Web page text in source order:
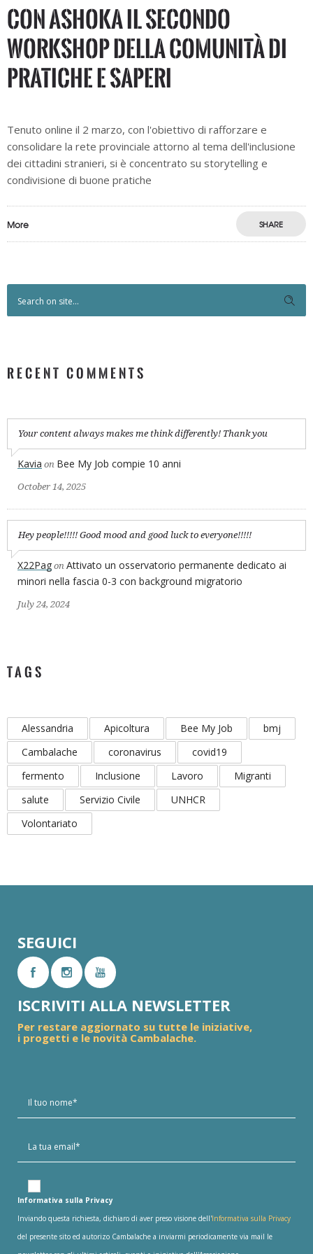
Con Ashoka il secondo
workshop della Comunità di
pratiche e saperi
Tenuto online il 2 marzo, con l'obiettivo di rafforzare e
consolidare la rete provinciale attorno al tema dell'inclusione
dei cittadini stranieri, si è concentrato su storytelling e
condivisione di buone pratiche
More SHARE
RECENT COMMENTS
Your content always makes me think differently! Thank you
Kavia on Bee My Job compie 10 anni
October 14, 2025
Hey people!!!!! Good mood and good luck to everyone!!!!!
X22Pag on Attivato un osservatorio permanente dedicato ai
minori nella fascia 0-3 con background migratorio
July 24, 2024
TAGS
Alessandria Apicoltura Bee My Job
bmj
Cambalache
coronavirus
covid19
fermento
Inclusione Lavoro
Migranti
salute
Servizio Civile
UNHCR
Volontariato
SEGUICI
ISCRIVITI ALLA NEWSLETTER
Per restare aggiornato su tutte le iniziative,
i progetti e le novità Cambalache.
Informativa sulla Privacy
Inviando questa richiesta, dichiaro di aver preso visione dell'Informativa sulla Privacy
del presente sito ed autorizo Cambalache a inviarmi periodicamente via mail le